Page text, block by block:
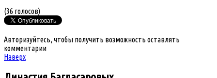
(36 голосов)
Авторизуйтесь, чтобы получить возможность оставлять
комментарии
Наверх